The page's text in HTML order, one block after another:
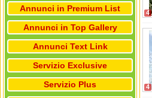
Annunci in Premium List
Annunci in Top Gallery
Annunci Text Link
Servizio Exclusive
Servizio Plus
4
4